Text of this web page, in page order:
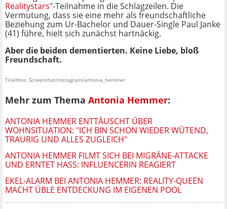
Realitystars"-Teilnahme in die Schlagzeilen. Die
Vermutung, dass sie eine mehr als freundschaftliche
Beziehung zum Ur-Bachelor und Dauer-Single Paul Janke
(41) führe, hielt sich zunächst hartnäckig.
Aber die beiden dementierten. Keine Liebe, bloß
Freundschaft.
Titelfoto: Screenshot/Instagram/antonia_hemmer
Mehr zum Thema Antonia Hemmer:
ANTONIA HEMMER ENTTÄUSCHT ÜBER
WOHNSITUATION: "ICH BIN SCHON WIEDER WÜTEND,
TRAURIG UND ALLES ZUGLEICH"
ANTONIA HEMMER FILMT SICH BEI MIGRÄNE-ATTACKE
UND ERNTET HASS: INFLUENCERIN REAGIERT
EKEL-ALARM BEI ANTONIA HEMMER: REALITY-QUEEN
MACHT ÜBLE ENTDECKUNG IM EIGENEN POOL